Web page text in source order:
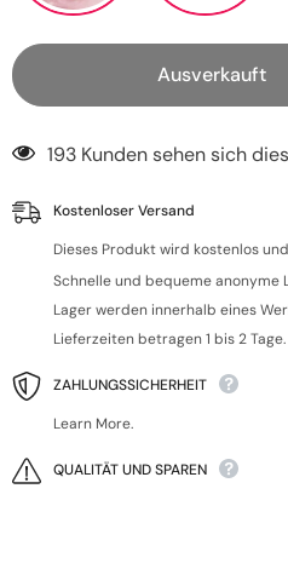
Ausverkauft
193 Kunden sehen sich
Kostenloser Versand
Dieses Produkt wird kostenlos
Schnelle und bequeme anonyme
Lager werden innerhalb eines
Lieferzeiten betragen 1 bis 2 Tage.
ZAHLUNGSSICHERHEIT
Learn More.
QUALITÄT UND SPAREN